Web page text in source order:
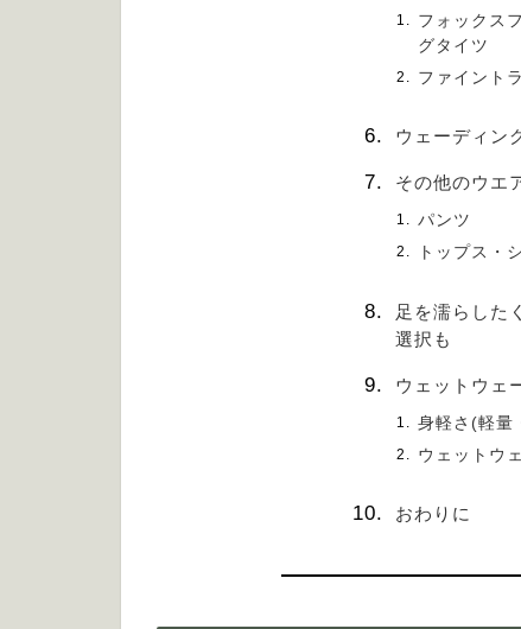
フォックス
グタイツ
ファイント
ウェーディン
その他のウエ
パンツ
トップス・
足を濡らした
選択も
ウェットウェ
身軽さ(軽量
ウェットウ
おわりに